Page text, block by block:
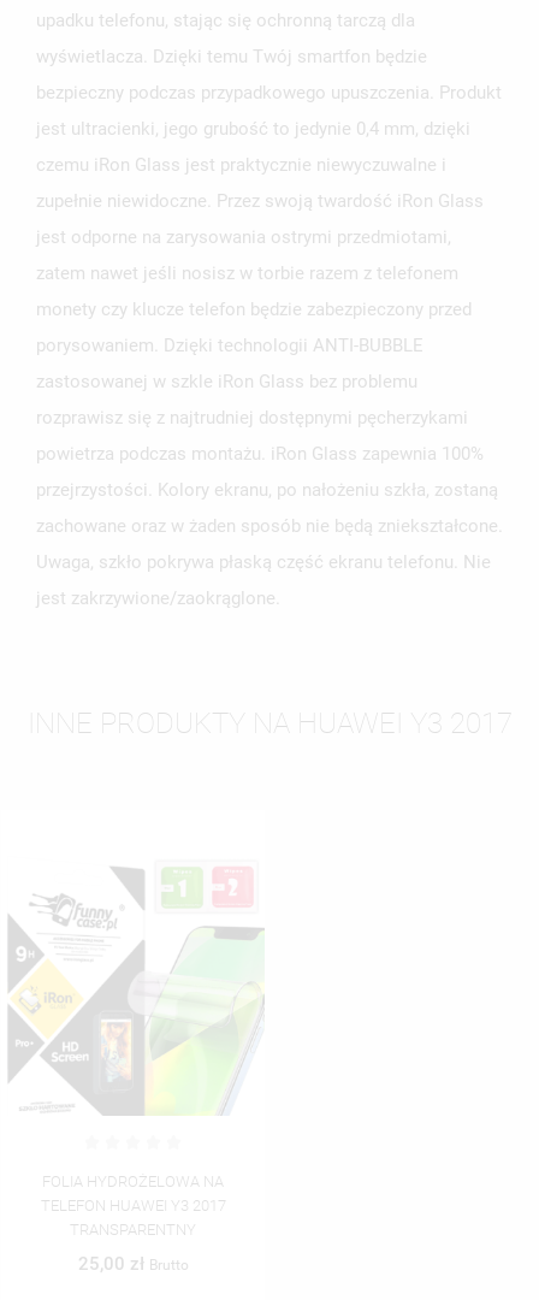
upadku telefonu, stając się ochronną tarczą dla
wyświetlacza. Dzięki temu Twój smartfon będzie
bezpieczny podczas przypadkowego upuszczenia. Produkt
jest ultracienki, jego grubość to jedynie 0,4 mm, dzięki
czemu iRon Glass jest praktycznie niewyczuwalne i
zupełnie niewidoczne. Przez swoją twardość iRon Glass
jest odporne na zarysowania ostrymi przedmiotami,
zatem nawet jeśli nosisz w torbie razem z telefonem
monety czy klucze telefon będzie zabezpieczony przed
porysowaniem. Dzięki technologii ANTI-BUBBLE
zastosowanej w szkle iRon Glass bez problemu
rozprawisz się z najtrudniej dostępnymi pęcherzykami
powietrza podczas montażu. iRon Glass zapewnia 100%
przejrzystości. Kolory ekranu, po nałożeniu szkła, zostaną
zachowane oraz w żaden sposób nie będą zniekształcone.
Uwaga, szkło pokrywa płaską część ekranu telefonu. Nie
jest zakrzywione/zaokrąglone.
INNE PRODUKTY NA HUAWEI Y3 2017
FOLIA HYDROŻELOWA NA
TELEFON HUAWEI Y3 2017
TRANSPARENTNY
25,00 zł Brutto
MOJE LISTY ŻYCZEŃ
add_circle_outline UTWÓRZ NOWĄ LISTĘ
UTWÓRZ LISTĘ ŻYCZEŃ
NAZWA LISTY ŻYCZEŃ
ZALOGUJ SIĘ
MUSISZ BYĆ ZALOGOWANY BY ZAPISAĆ PRODUKTY NA
SWOJEJ LIŚCIE ŻYCZEŃ.
ANULUJ ZALOGUJ SIĘ